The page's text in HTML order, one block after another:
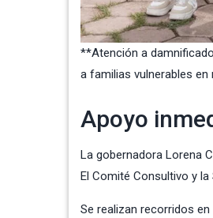
**Atención a
a familias vulnerables
Apoyo
La gobernadora Lorena
El Comité Consultivo y
Se realizan recorridos